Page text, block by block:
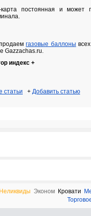
постоянная и может
газовые баллоны
Gazzachas.ru.
индекс +
статьи + Добавить статью
Неликвиды Эконом Кровати